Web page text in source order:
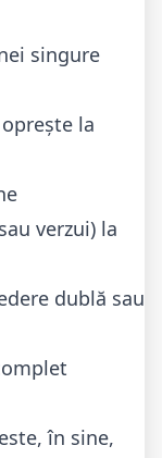
singure
la
verzui) la
dublă sau
în sine,